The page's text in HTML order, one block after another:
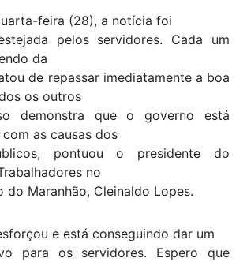
feira (28), a notícia foi
pelos servidores. Cada um
da
de repassar imediatamente a boa
os outros
demonstra que o governo está
as causas dos
pontuou o presidente do
no
do Maranhão, Cleinaldo Lopes.
e está conseguindo dar um
para os servidores. Espero que